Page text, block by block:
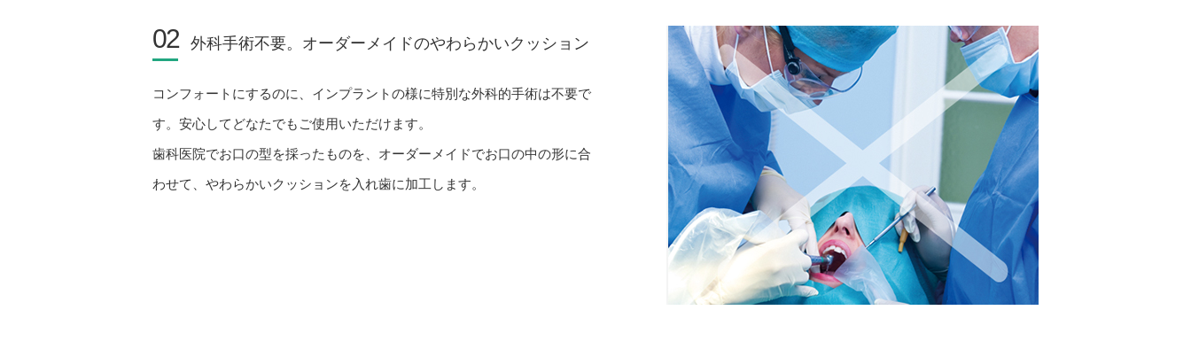
02 外科手術不要。オーダーメイドのやわらかいクッション
コンフォートにするのに、インプラントの様に特別な外科的手術は不要で
す。安心してどなたでもご使用いただけます。
歯科医院でお口の型を採ったものを、オーダーメイドでお口の中の形に合
わせて、やわらかいクッションを入れ歯に加工します。